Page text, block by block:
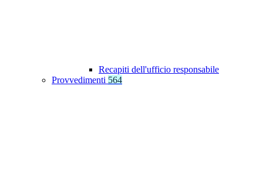
Recapiti dell'ufficio responsabile
Provvedimenti 564